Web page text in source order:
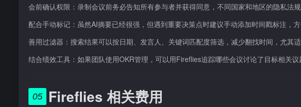
会前确认权限：录制会议前务必告知所有参与者并获得同意，不同国家和地区的隐私法规
配合手动标记：虽然AI摘要已经很强，但遇到重要决策点时建议手动添加时间戳标注，方
善用过滤器：搜索结果可以按日期、发言人、关键词匹配度筛选，减少翻找时间，尤其适
结合绩效工具：如果团队使用OKR管理，可以用Fireflies追踪哪些会议讨论了目标相关议
05 Fireflies 相关费用